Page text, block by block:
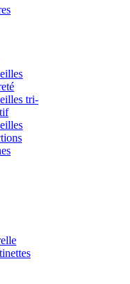
tri-